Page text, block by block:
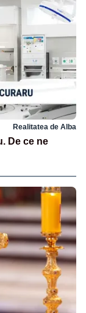
Realitatea de Alba
De ce ne